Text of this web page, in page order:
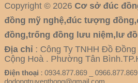
Copyright © 2026 Cơ sở đúc
đồng mỹ nghệ,đúc tượng
đồng,trống đồng lưu niệm,lư
Địa chỉ : Công Ty TNHH Đồ Đồng
Cộng Hoà . Phường Tân
Điện thoại : 0934.877.869 _
dodongtruyenthong@gmail.com